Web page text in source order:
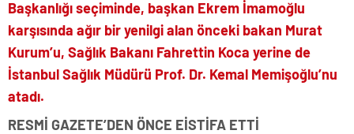
Başkanlığı seçiminde, başkan Ekrem İmamoğlu
karşısında ağır bir yenilgi alan önceki bakan Murat
Kurum’u, Sağlık Bakanı Fahrettin Koca yerine de
İstanbul Sağlık Müdürü Prof. Dr. Kemal Memişoğlu’nu
atadı.
RESMİ GAZETE’DEN ÖNCE EİSTİFA ETTİ